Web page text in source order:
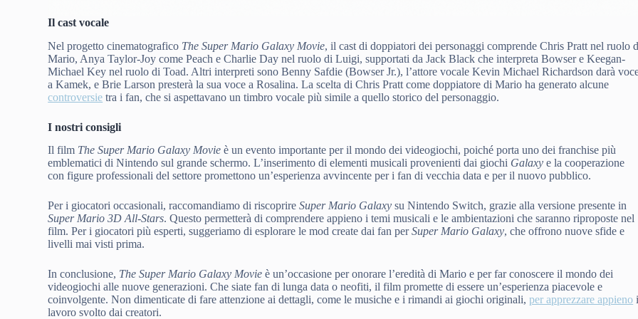
Il cast vocale
Nel progetto cinematografico The Super Mario Galaxy Movie, il cast di doppiatori dei personaggi comprende Chris Pratt nel ruolo
Mario, Anya Taylor-Joy come Peach e Charlie Day nel ruolo di Luigi, supportati da Jack Black che interpreta Bowser e Keegan-
Michael Key nel ruolo di Toad. Altri interpreti sono Benny Safdie (Bowser Jr.), l’attore vocale Kevin Michael Richardson darà
a Kamek, e Brie Larson presterà la sua voce a Rosalina. La scelta di Chris Pratt come doppiatore di Mario ha generato alcune
controversie tra i fan, che si aspettavano un timbro vocale più simile a quello storico del personaggio.
I nostri consigli
Il film The Super Mario Galaxy Movie è un evento importante per il mondo dei videogiochi, poiché porta uno dei franchise più
emblematici di Nintendo sul grande schermo. L’inserimento di elementi musicali provenienti dai giochi Galaxy e la cooperazione
con figure professionali del settore promettono un’esperienza avvincente per i fan di vecchia data e per il nuovo pubblico.
Per i giocatori occasionali, raccomandiamo di riscoprireSuper Mario Galaxy su Nintendo Switch, grazie alla versione presente in
Super Mario 3D All-Stars. Questo permetterà di comprendere appieno i temi musicali e le ambientazioni che saranno riproposte nel
film. Per i giocatori più esperti, suggeriamo di esplorare le mod create dai fan perSuper Mario Galaxy, che offrono nuove sfide e
livelli mai visti prima.
In conclusione, The Super Mario Galaxy Movie è un’occasione per onorare l’eredità di Mario e per far conoscere il mondo dei
videogiochi alle nuove generazioni. Che siate fan di lunga data o neofiti, il film promette di essere un’esperienza piacevole e
coinvolgente. Non dimenticate di fare attenzione ai dettagli, come le musiche e i rimandi ai giochi originali,per apprezzare appieno
lavoro svolto dai creatori.